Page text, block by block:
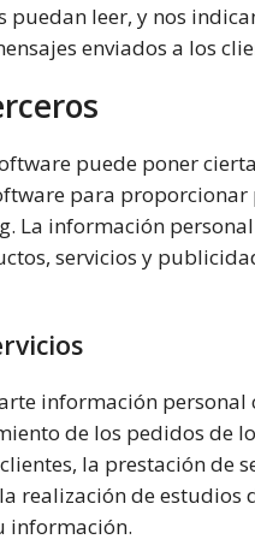
leer, y nos
enviados a los
puede poner
para
La información
servicios y
información
de los pedidos de
la prestación de
realización de estudios
información.